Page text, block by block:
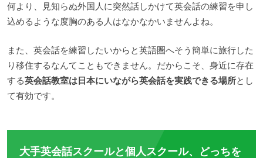
何より、見知らぬ外国人に突然話しかけて英会話の練習を申し
込めるような度胸のある人はなかなかいませんよね。
また、英会話を練習したいからと英語圏へそう簡単に旅行した
り移住するなんてこともできません。だからこそ、身近に存在
する英会話教室は日本にいながら英会話を実践できる場所とし
て有効です。
大手英会話スクールと個人スクール、どっちを